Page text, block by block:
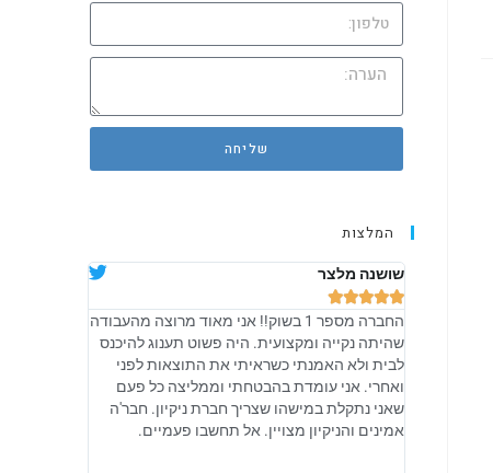
שליחה
המלצות
שושנה מלצר





החברה מספר 1 בשוק!! אני מאוד מרוצה מהעבודה
שהיתה נקייה ומקצועית. היה פשוט תענוג להיכנס
לבית ולא האמנתי כשראיתי את התוצאות לפני
ואחרי. אני עומדת בהבטחתי וממליצה כל פעם
שאני נתקלת במישהו שצריך חברת ניקיון. חבר'ה
אמינים והניקיון מצויין. אל תחשבו פעמיים.